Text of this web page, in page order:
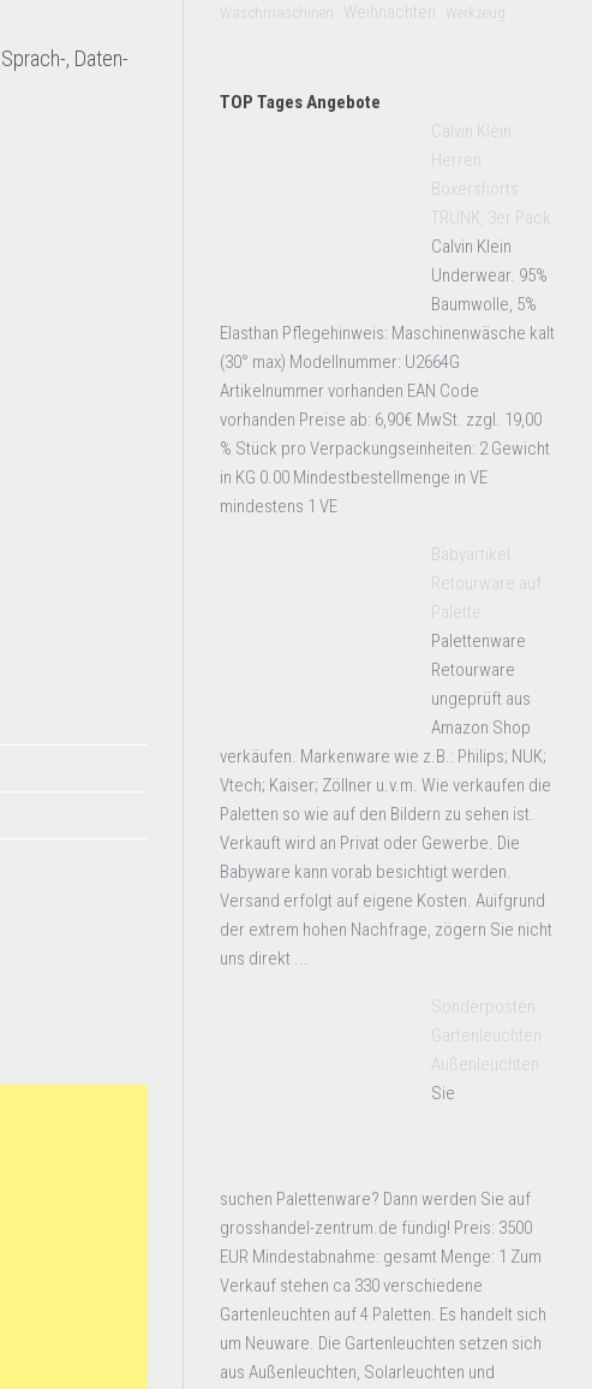
, Daten-
Waschmaschinen Weihnachten Werkzeug
TOP Tages Angebote
Calvin Klein
Herren
Boxershorts
TRUNK, 3er Pack
Calvin Klein
Underwear. 95%
Baumwolle, 5%
Elasthan Pflegehinweis: Maschinenwäsche kalt
(30° max) Modellnummer: U2664G
Artikelnummer vorhanden EAN Code
vorhanden Preise ab: 6,90€ MwSt. zzgl. 19,00
% Stück pro Verpackungseinheiten: 2 Gewicht
in KG 0.00 Mindestbestellmenge in VE
mindestens 1 VE
Babyartikel
Retourware auf
Palette
Palettenware
Retourware
ungeprüft aus
Amazon Shop
verkäufen. Markenware wie z.B.: Philips; NUK;
Vtech; Kaiser; Zöllner u.v.m. Wie verkaufen die
Paletten so wie auf den Bildern zu sehen ist.
Verkauft wird an Privat oder Gewerbe. Die
Babyware kann vorab besichtigt werden.
Versand erfolgt auf eigene Kosten. Auifgrund
der extrem hohen Nachfrage, zögern Sie nicht
uns direkt ...
Sonderposten
Gartenleuchten
Außenleuchten
Sie
suchen Palettenware? Dann werden Sie auf
grosshandel-zentrum.de fündig! Preis: 3500
EUR Mindestabnahme: gesamt Menge: 1 Zum
Verkauf stehen ca 330 verschiedene
Gartenleuchten auf 4 Paletten. Es handelt sich
um Neuware. Die Gartenleuchten setzen sich
aus Außenleuchten, Solarleuchten und